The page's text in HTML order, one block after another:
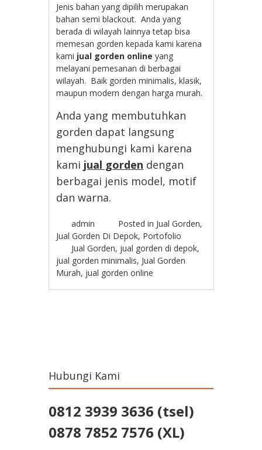
Jenis bahan yang dipilih merupakan
bahan semi blackout. Anda yang
berada di wilayah lainnya tetap bisa
memesan gorden kepada kami karena
kami jual gorden online yang
melayani pemesanan di berbagai
wilayah. Baik gorden minimalis, klasik,
maupun modern dengan harga murah.
Anda yang membutuhkan
gorden dapat langsung
menghubungi kami karena
kami jual gorden dengan
berbagai jenis model, motif
dan warna.
admin Posted in Jual Gorden,
Jual Gorden Di Depok, Portofolio
Jual Gorden, jual gorden di depok,
jual gorden minimalis, Jual Gorden
Murah, jual gorden online
Hubungi Kami
0812 3939 3636 (tsel)
0878 7852 7576 (XL)